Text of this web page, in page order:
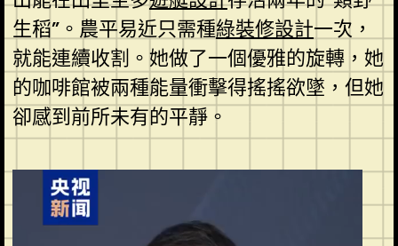
生稻”。農平易近只需種綠裝修設計一次，
就能連續收割。她做了一個優雅的旋轉，她
的咖啡館被兩種能量衝擊得搖搖欲墜，但她
卻感到前所未有的平靜。